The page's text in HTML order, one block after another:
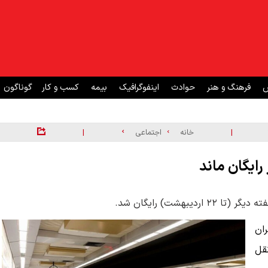
فرهنگ و هنر حوادث اینفوگرافیک بیمه کسب و کار گوناگون
| خانه اجتماعی |
ماند
رایگان شد.